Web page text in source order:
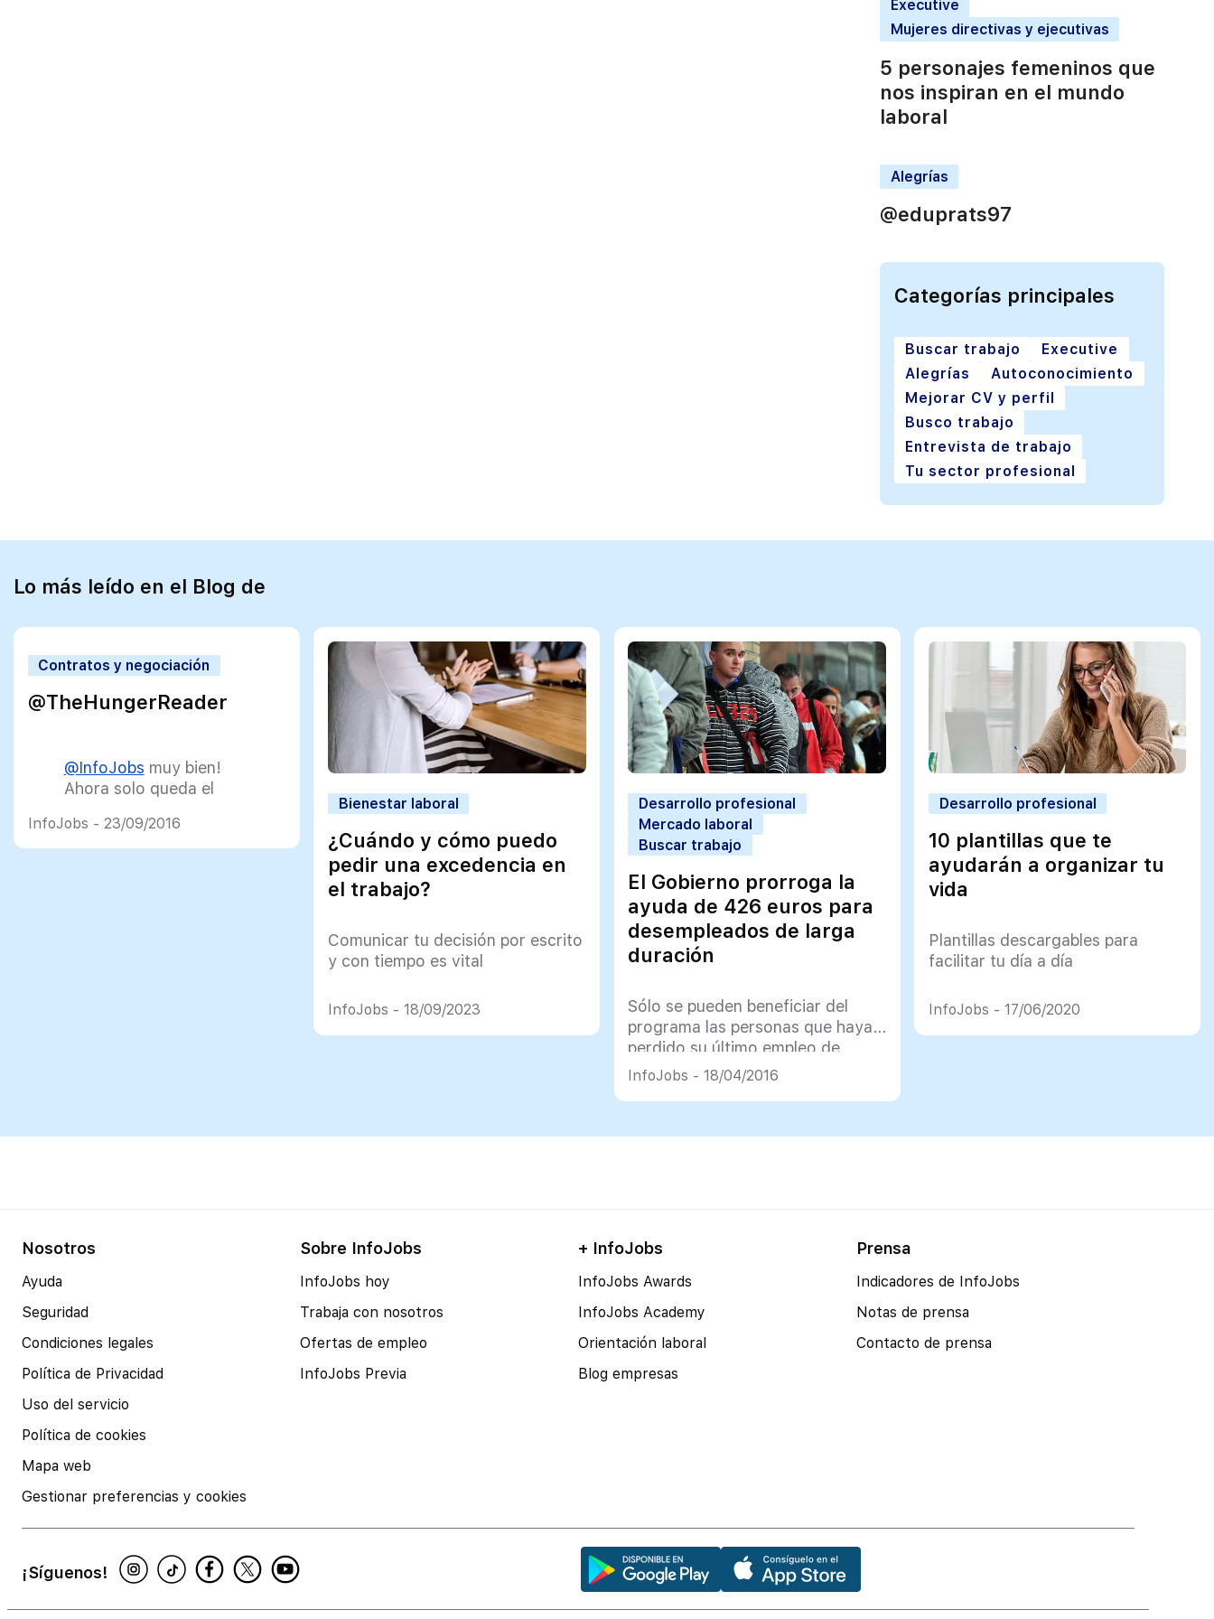
Executive
Mujeres directivas y ejecutivas
5 personajes femeninos que
nos inspiran en el mundo
laboral
Alegrías
@eduprats97
Categorías principales
Buscar trabajo
Executive
Alegrías
Autoconocimiento
Mejorar CV y perfil
Busco trabajo
Entrevista de trabajo
Tu sector profesional
Lo más leído en el Blog de
Contratos y negociación
@TheHungerReader
@InfoJobs muy bien!
Ahora solo queda el
contrato y empezar a
trabajar!
InfoJobs - 23/09/2016
Bienestar laboral
¿Cuándo y cómo puedo
pedir una excedencia en
el trabajo?
Comunicar tu decisión por escrito
y con tiempo es vital
InfoJobs - 18/09/2023
Desarrollo profesional
Mercado laboral
Buscar trabajo
El Gobierno prorroga la
ayuda de 426 euros para
desempleados de larga
duración
Sólo se pueden beneficiar del
programa las personas que hayan
perdido su último empleo de
forma “involuntaria”
InfoJobs - 18/04/2016
Desarrollo profesional
10 plantillas que te
ayudarán a organizar tu
vida
Plantillas descargables para
facilitar tu día a día
InfoJobs - 17/06/2020
Nosotros
Ayuda
Seguridad
Condiciones legales
Política de Privacidad
Uso del servicio
Política de cookies
Mapa web
Gestionar preferencias y cookies
Sobre InfoJobs
InfoJobs hoy
Trabaja con nosotros
Ofertas de empleo
InfoJobs Previa
+ InfoJobs
InfoJobs Awards
InfoJobs Academy
Orientación laboral
Blog empresas
Prensa
Indicadores de InfoJobs
Notas de prensa
Contacto de prensa
¡Síguenos!